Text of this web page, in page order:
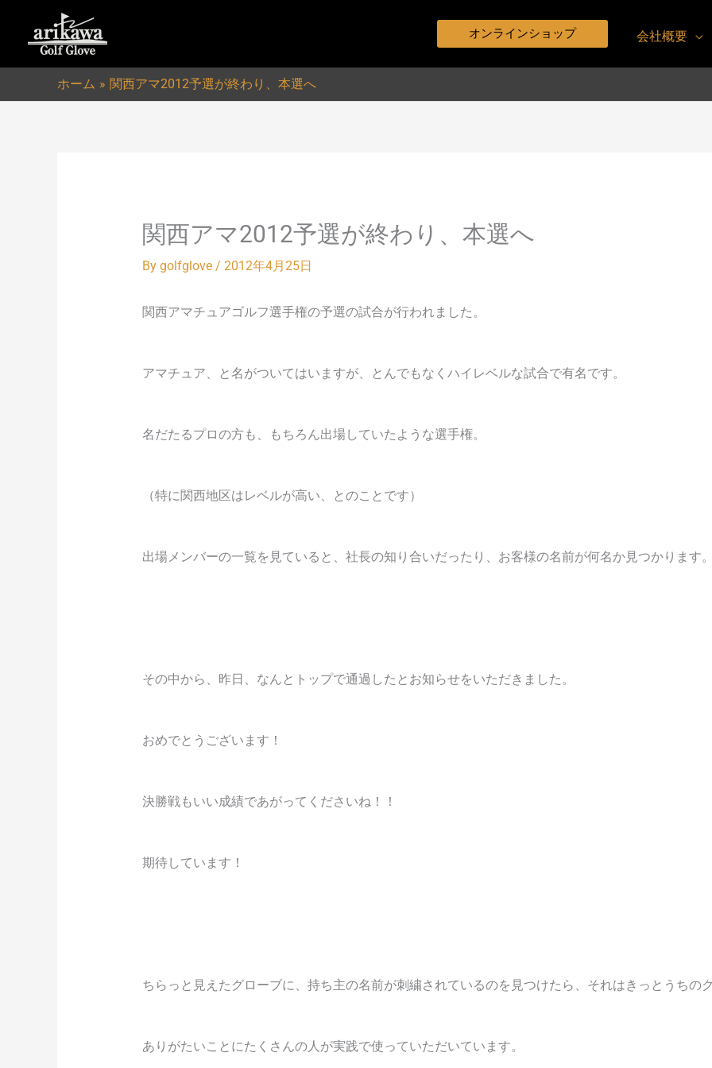
キ
オンラインショップ 会社概要
ホーム 関西アマ2012予選が終わり、本選へ
関西アマ2012予選が終わり、本選へ
By golfglove / 2012年4月25日
関西アマチュアゴルフ選手権の予選の試合が行われました。
アマチュア、と名がついてはいますが、とんでもなくハイレベルな試合で有名です。
名だたるプロの方も、もちろん出場していたような選手権。
（特に関西地区はレベルが高い、とのことです）
出場メンバーの一覧を見ていると、社長の知り合いだったり、お客様の名前が何名か見つかります
その中から、昨日、なんとトップで通過したとお知らせをいただきました。
おめでとうございます！
決勝戦もいい成績であがってくださいね！！
期待しています！
ちらっと見えたグローブに、持ち主の名前が刺繍されているのを見つけたら、それはきっとうちの
ありがたいことにたくさんの人が実践で使っていただいています。